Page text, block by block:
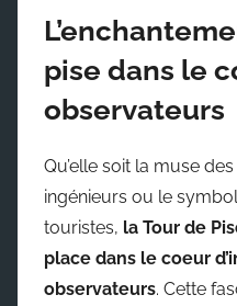
pise dans le
observateurs
Qu’elle soit la muse
ingénieurs ou le
touristes, la Tour de
place dans le coeur
observateurs. Cette